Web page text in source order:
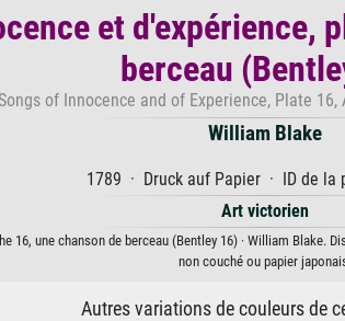
et d'expérience,
berceau
of Innocence and of Experience, Plate
William Blake
1789 · Druck auf Papier · ID de la
Art victorien
16, une chanson de berceau (Bentley 16) · William
non couché ou papier
Autres variations de couleurs de